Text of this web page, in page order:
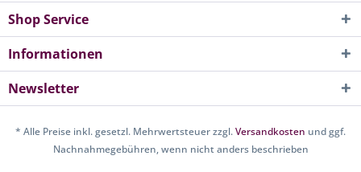
Shop Service
Informationen
Newsletter
* Alle Preise inkl. gesetzl. Mehrwertsteuer zzgl.Versandkosten und ggf.
Nachnahmegebühren, wenn nicht anders beschrieben